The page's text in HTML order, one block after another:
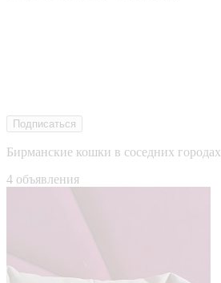
Подписаться
Бирманские кошки в соседних городах
4 объявления